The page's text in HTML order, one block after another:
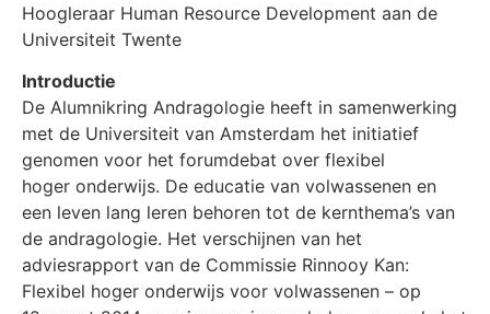
Hoogleraar Human Resource Development aan de
Universiteit Twente
Introductie
De Alumnikring Andragologie heeft in samenwerking
met de Universiteit van Amsterdam het initiatief
genomen voor het forumdebat over flexibel
hoger onderwijs. De educatie van volwassenen en
een leven lang leren behoren tot de kernthema’s van
de andragologie. Het verschijnen van het
adviesrapport van de Commissie Rinnooy Kan:
Flexibel hoger onderwijs voor volwassenen – op